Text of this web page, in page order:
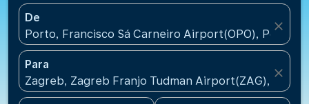
De
Porto, Francisco Sá Carneiro Airport(OPO), Portugal
close
Para
Zagreb, Zagreb Franjo Tudman Airport(ZAG),
close